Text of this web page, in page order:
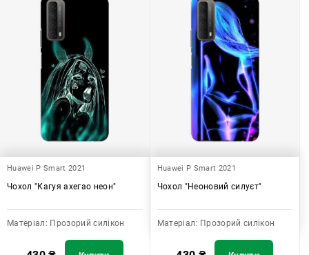
Huawei P Smart 2021
Чохол "Кагуя ахегао неон"
Матеріал: Прозорий силікон
Huawei P Smart 2021
Чохол "Неоновий силуєт"
Матеріал: Прозорий силікон